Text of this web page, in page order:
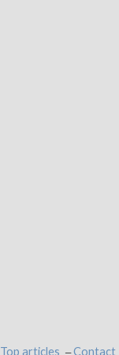
Top articles Contact